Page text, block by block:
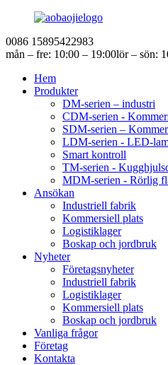
0086 15895422983
mån – fre: 10:00 – 19:00lör – sön:
Hem
Produkter
DM-serien – industri
CDM-serien -
SDM-serien –
LDM-serien - LED-
Smart kontroll
TM-serien -
MDM-serien - Rörlig
Ansökan
Industriell fabrik
Kommersiell plats
Logistiklager
Boskap och jordbruk
Nyheter
Företagsnyheter
Industriell fabrik
Logistiklager
Kommersiell plats
Boskap och jordbruk
Vanliga frågor
Företag
Kontakta